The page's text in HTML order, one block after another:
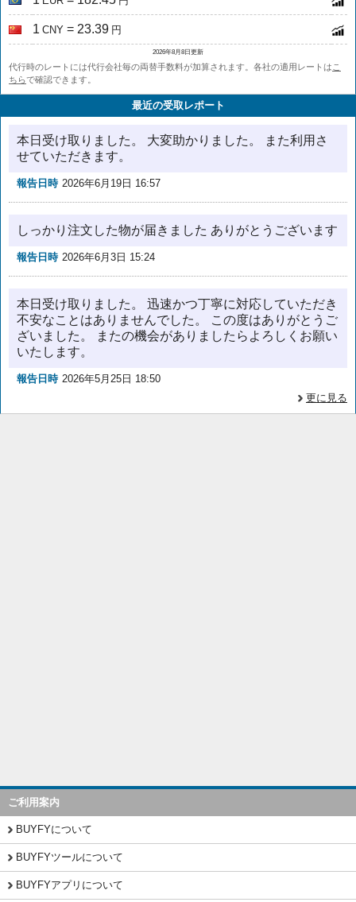
1 CNY = 23.39 円
2026年8月8日更新
代行時のレートには代行会社毎の両替手数料が加算されます。各社の適用レートは こ
ちらで確認できます。
最近の受取レポート
本日受け取りました。 大変助かりました。 また利用さ
せていただきます。
報告日時 2026年6月19日 16:57
しっかり注文した物が届きました ありがとうございます
報告日時 2026年6月3日 15:24
本日受け取りました。 迅速かつ丁寧に対応していただき
不安なことはありませんでした。 この度はありがとうご
ざいました。 またの機会がありましたらよろしくお願い
いたします。
報告日時 2026年5月25日 18:50
更に見る
ご利用案内
BUYFYについて
BUYFYツールについて
BUYFYアプリについて